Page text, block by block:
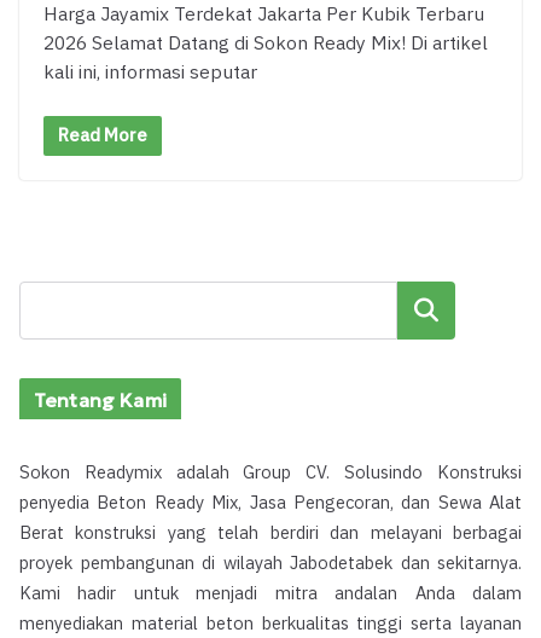
Harga Jayamix Terdekat Jakarta Per Kubik Terbaru
2026 Selamat Datang di Sokon Ready Mix! Di artikel
kali ini, informasi seputar
Read More
Cari
Tentang Kami
Sokon Readymix adalah Group CV. Solusindo Konstruksi
penyedia Beton Ready Mix, Jasa Pengecoran, dan Sewa Alat
Berat konstruksi yang telah berdiri dan melayani berbagai
proyek pembangunan di wilayah Jabodetabek dan sekitarnya.
Kami hadir untuk menjadi mitra andalan Anda dalam
menyediakan material beton berkualitas tinggi serta layanan